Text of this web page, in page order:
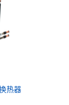
热器